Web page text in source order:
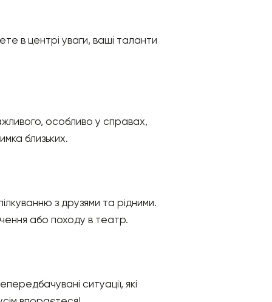
в центрі уваги, ваші таланти
особливо у справах,
близьких.
з друзями та рідними.
або походу в театр.
ситуації, які